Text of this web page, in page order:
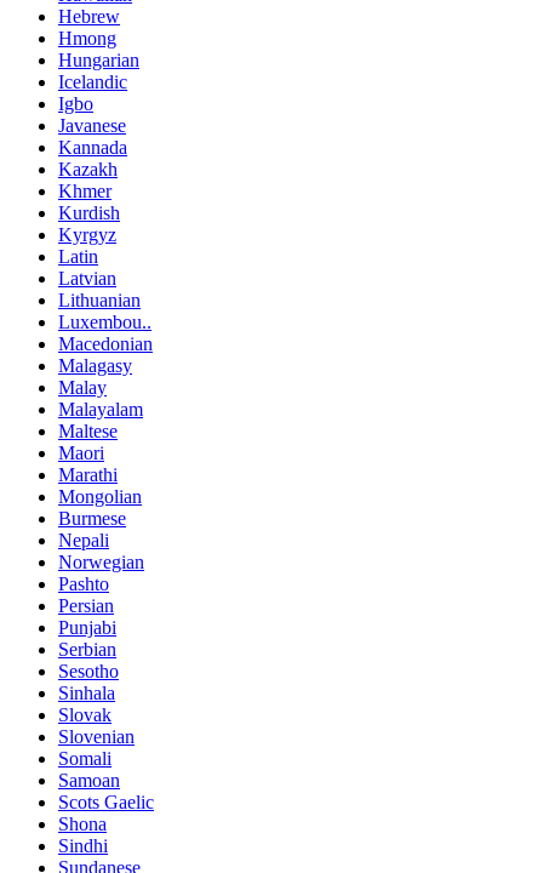
Hebrew
Hmong
Hungarian
Icelandic
Igbo
Javanese
Kannada
Kazakh
Khmer
Kurdish
Kyrgyz
Latin
Latvian
Lithuanian
Luxembou..
Macedonian
Malagasy
Malay
Malayalam
Maltese
Maori
Marathi
Mongolian
Burmese
Nepali
Norwegian
Pashto
Persian
Punjabi
Serbian
Sesotho
Sinhala
Slovak
Slovenian
Somali
Samoan
Scots Gaelic
Shona
Sindhi
Sundanese